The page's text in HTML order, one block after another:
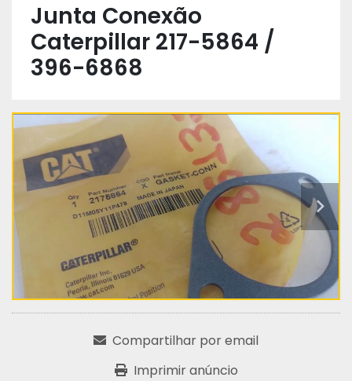
Junta Conexão
Caterpillar 217-5864 /
396-6868
Compartilhar por email
Imprimir anúncio